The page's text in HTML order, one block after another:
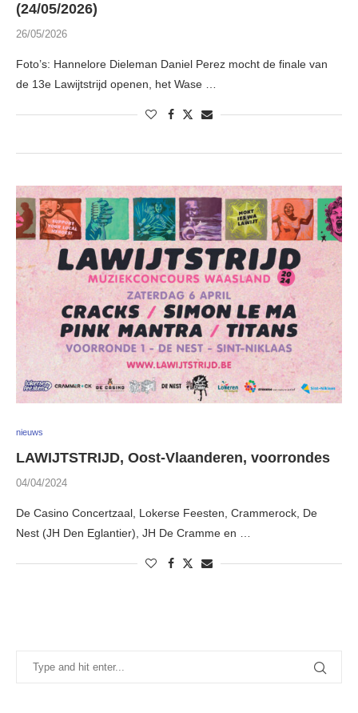
(24/05/2026)
26/05/2026
Foto’s: Hannelore Dieleman Daniel Perez mocht de finale van
de 13e Lawijtstrijd openen, het Wase …
nieuws
LAWIJTSTRIJD, Oost-Vlaanderen, voorrondes
04/04/2024
De Casino Concertzaal, Lokerse Feesten, Crammerock, De
Nest (JH Den Eglantier), JH De Cramme en …